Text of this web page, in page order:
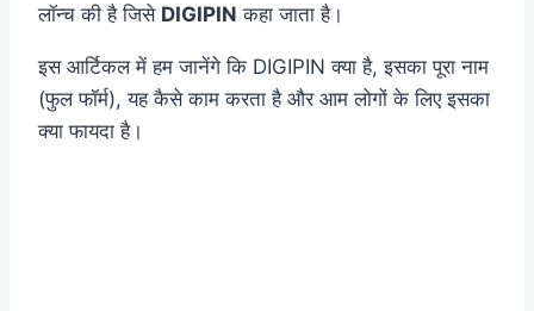
लॉन्च की है जिसे DIGIPIN कहा जाता है।
इस आर्टिकल में हम जानेंगे कि DIGIPIN क्या है, इसका पूरा नाम
(फुल फॉर्म), यह कैसे काम करता है और आम लोगों के लिए इसका
क्या फायदा है।